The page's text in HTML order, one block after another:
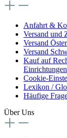
Anfahrt &
Versand und
Versand
Versand
Kauf auf
Einrichtungen
Cookie-
Lexikon /
Häufige
Über Uns